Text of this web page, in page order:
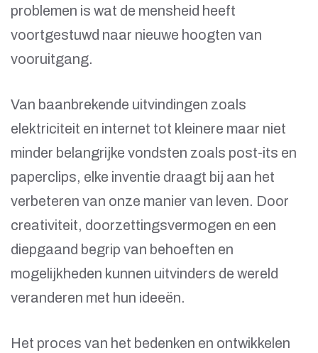
problemen is wat de mensheid heeft
voortgestuwd naar nieuwe hoogten van
vooruitgang.
Van baanbrekende uitvindingen zoals
elektriciteit en internet tot kleinere maar niet
minder belangrijke vondsten zoals post-its en
paperclips, elke inventie draagt bij aan het
verbeteren van onze manier van leven. Door
creativiteit, doorzettingsvermogen en een
diepgaand begrip van behoeften en
mogelijkheden kunnen uitvinders de wereld
veranderen met hun ideeën.
Het proces van het bedenken en ontwikkelen